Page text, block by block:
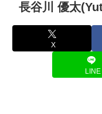
長谷川 優太
X
LINE